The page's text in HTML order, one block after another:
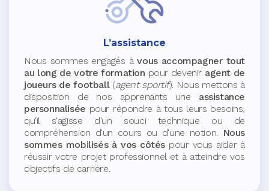
L’assistance
Nous sommes engagés àvous accompagner tout
au long de votre formation pour devenir agent de
joueurs de football(agent sportif). Nous mettons à
disposition de nos apprenants une assistance
personnalisée pour répondre à tous leurs besoins,
qu'il s'agisse d'un souci technique ou de
compréhension d'un cours ou d'une notion. Nous
sommes mobilisés à vos côtés pour vous aider à
réussir votre projet professionnel et à atteindre vos
objectifs de carrière.